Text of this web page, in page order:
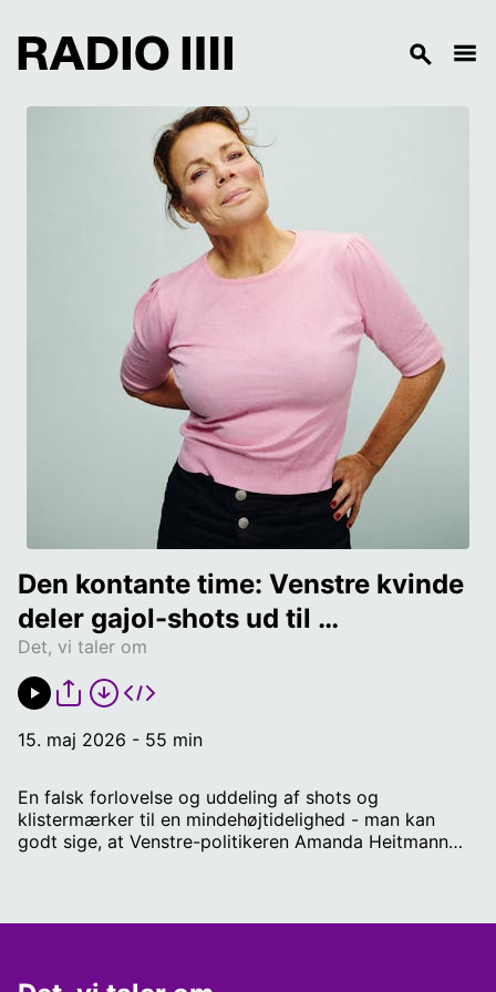
Det, vi taler om
Den kontante time: Venstre kvinde
deler gajol-shots ud til
mindehøjtidelighed, Svensk
toppolitiker i kokainskandale, og
vandene
15. maj 2026 - 55 min
En falsk forlovelse og uddeling af shots og
klistermærker til en mindehøjtidelighed - man kan
godt sige, at Venstre-politikeren Amanda Heitmann
med mistanke om narkokørsel. Historiker Gry